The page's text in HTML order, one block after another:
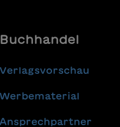
Buchhandel
Verlagsvorschau
Werbematerial
Ansprechpartner